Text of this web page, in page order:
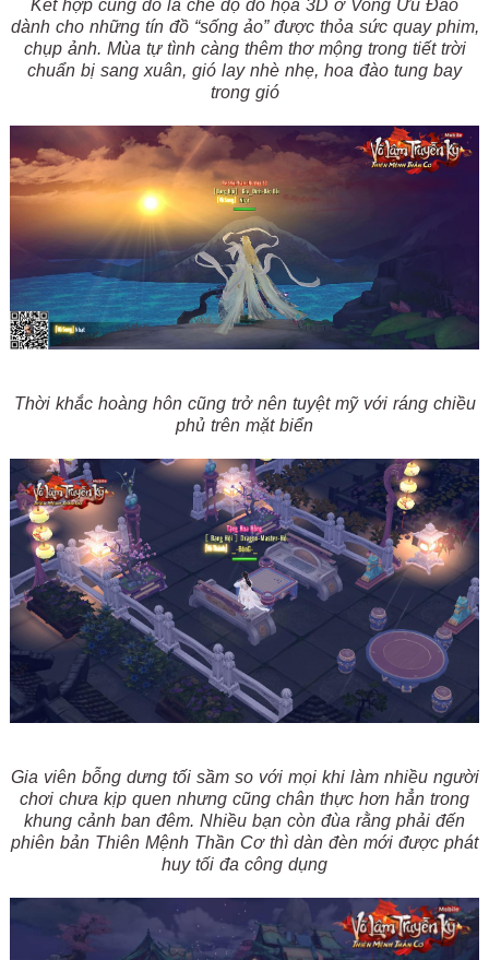
Kết hợp cùng đó là chế độ đồ họa 3D ở Vong Ưu Đảo
dành cho những tín đồ “sống ảo” được thỏa sức quay phim,
chụp ảnh. Mùa tự tình càng thêm thơ mộng trong tiết trời
chuẩn bị sang xuân, gió lay nhè nhẹ, hoa đào tung bay
trong gió
Thời khắc hoàng hôn cũng trở nên tuyệt mỹ với ráng chiều
phủ trên mặt biển
Gia viên bỗng dưng tối sầm so với mọi khi làm nhiều người
chơi chưa kịp quen nhưng cũng chân thực hơn hẳn trong
khung cảnh ban đêm. Nhiều bạn còn đùa rằng phải đến
phiên bản Thiên Mệnh Thần Cơ thì dàn đèn mới được phát
huy tối đa công dụng